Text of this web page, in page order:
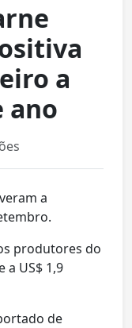
a
ano
a
produtores do
a US$ 1,9
de